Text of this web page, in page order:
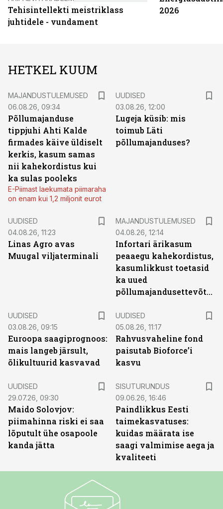
Tehisintellekti meistriklass
juhtidele - vundament
2026
HETKEL KUUM
MAJANDUSTULEMUSED
06.08.26, 09:34
Põllumajanduse
tippjuhi Ahti Kalde
firmades käive üldiselt
kerkis, kasum samas
nii kahekordistus kui
ka sulas pooleks
E-Piimast laekumata piimaraha
on enam kui 1,2 miljonit eurot
UUDISED
03.08.26, 12:00
Lugeja küsib: mis
toimub Läti
põllumajanduses?
UUDISED
04.08.26, 11:23
Linas Agro avas
Muugal viljaterminali
MAJANDUSTULEMUSED
04.08.26, 12:14
Infortari ärikasum
peaaegu kahekordistus,
kasumlikkust toetasid
ka uued
põllumajandusettevõtted
UUDISED
03.08.26, 09:15
Euroopa saagiprognoos:
mais langeb järsult,
õlikultuurid kasvavad
UUDISED
05.08.26, 11:17
Rahvusvaheline fond
paisutab Bioforce’i
kasvu
UUDISED
29.07.26, 09:30
Maido Solovjov:
piimahinna riski ei saa
lõputult ühe osapoole
kanda jätta
SISUTURUNDUS
09.06.26, 16:46
Paindlikkus Eesti
taimekasvatuses:
kuidas määrata ise
saagi valmimise aega ja
kvaliteeti